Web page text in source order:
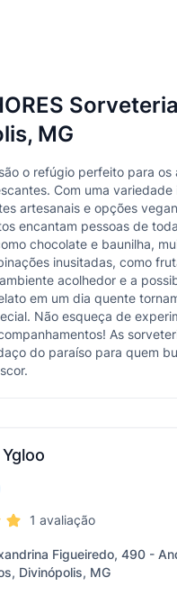
MG
o refúgio perfeito para
Com uma variedade
artesanais e opções
encantam pessoas de
chocolate e baunilha,
inusitadas, como
acolhedor e a
em um dia quente
Não esqueça de
As
do paraíso para quem
1 avaliação
Figueiredo, 490 -
Divinópolis, MG